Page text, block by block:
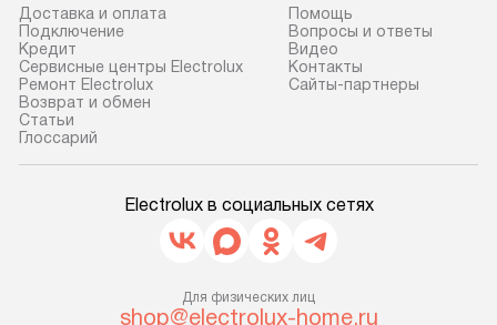
транспортной компании в г. Москва.
Пожалуйста, уточняйте условия
доставки у менеджера при
оформлении заказа.
В оговоренный день служба
доставки доставит упакованный
Если необходимо переместить
прибор до места установки,
уточните это с менеджером.
предполагают,
установленной
включает в
Доставка и оплата
Подключение
Кредит
Сервисные центры Electrolux
Ремонт Electrolux
Возврат и обмен
Cтатьи
Глоссарий
Помощь
Вопросы и ответы
Видео
Контакты
Сайты-партнеры
Electrolux в социальных сетях
Для физических лиц
shop@electrolux-home.ru